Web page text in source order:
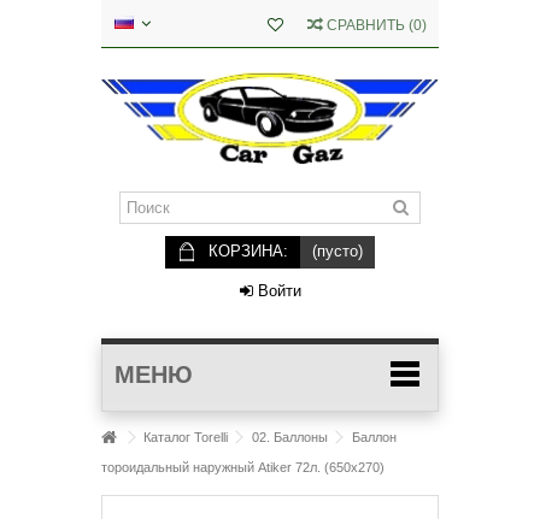
СРАВНИТЬ (0)
КОРЗИНА: (пусто)
Войти
МЕНЮ
Каталог Torelli 02. Баллоны Баллон
тороидальный наружный Аtiker 72л. (650х270)